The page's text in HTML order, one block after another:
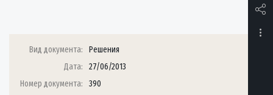
Вид документа:
Решения
Дата:
27/06/2013
Номер документа:
390